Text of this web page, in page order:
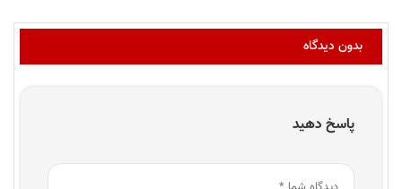
بدون دیدگاه
پاسخ دهید